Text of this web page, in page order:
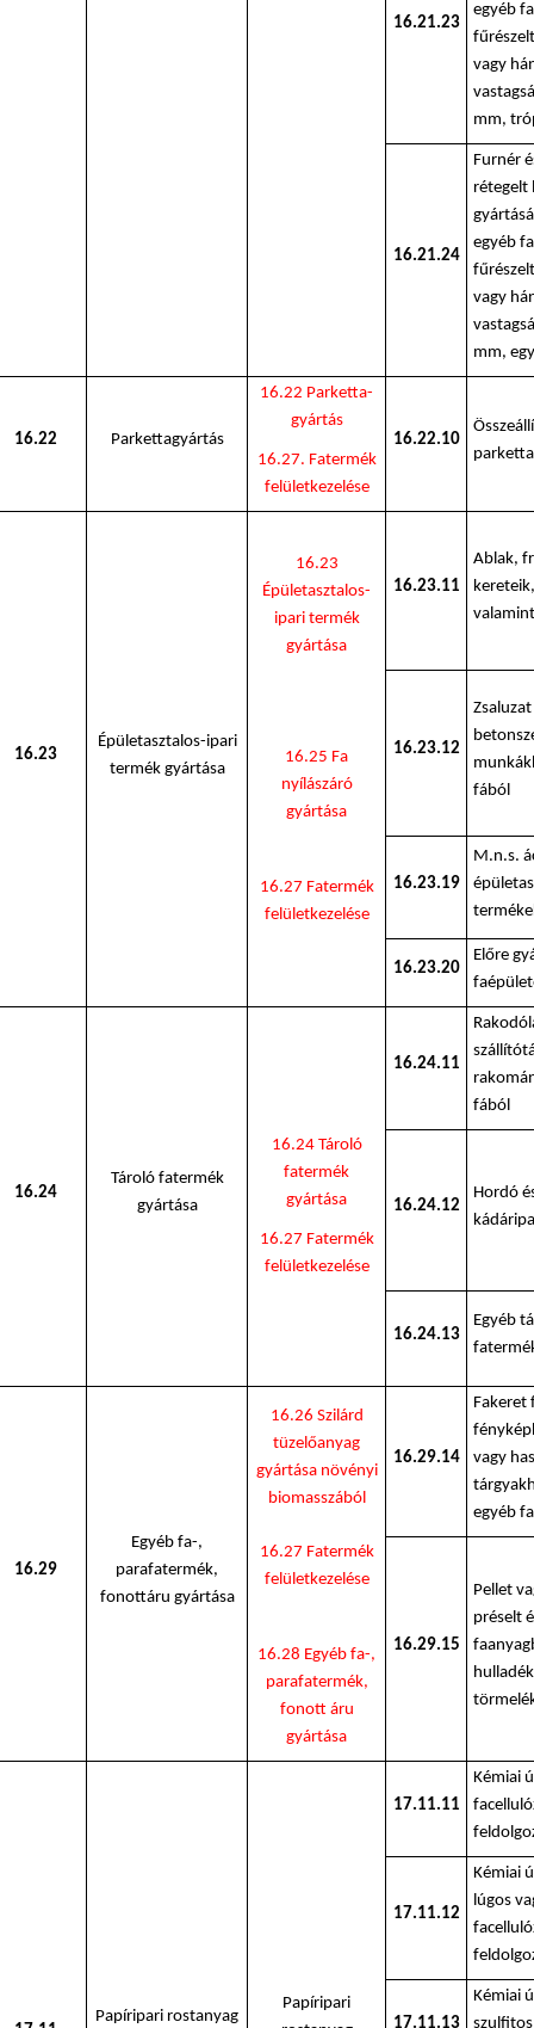
16.21.23
egyéb
vagy
mm,
16.21.24
Furnér
rétegelt
egyéb
vagy
mm,
16.22 Parkettagyártás
16.22 Parketta-
gyártás
16.27. Fatermék
felületkezelése
16.22.10
16.23
Épületasztalos-ipari
termék gyártása
16.23
Épületasztalos-
ipari termék
gyártása
16.23.11
Ablak,
16.25 Fa
nyílászáró
gyártása
16.23.12
Zsaluzat
fából
16.27 Fatermék
felületkezelése
16.23.19
M.n.s.
16.23.20
Előre
16.24
Tároló fatermék
gyártása
16.24.11
fából
16.24 Tároló
fatermék
gyártása
16.27 Fatermék
felületkezelése
16.24.12
Hordó
16.24.13
Egyéb
16.29
Egyéb fa-,
parafatermék,
fonottáru gyártása
16.26 Szilárd
tüzelőanyag
gyártása növényi
biomasszából
16.29.14
Fakeret
vagy
egyéb
16.27 Fatermék
felületkezelése
16.28 Egyéb fa-,
parafatermék,
fonott áru
gyártása
16.29.15
Pellet
préselt
Papíripari rostanyag
Papíripari
17.11.11
Kémiai
17.11.12
Kémiai
lúgos
17.11.13
Kémiai